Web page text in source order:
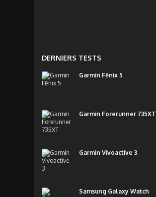
DERNIERS TESTS
Garmin Fēnix 5
Garmin Forerunner 735XT
Garmin Vivoactive 3
Samsung Galaxy Watch